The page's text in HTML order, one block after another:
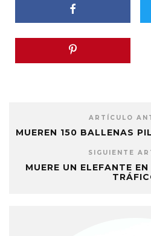
ARTÍCULO
MUEREN 150 BALLENAS
SIGUIENTE
MUERE UN ELEFANTE